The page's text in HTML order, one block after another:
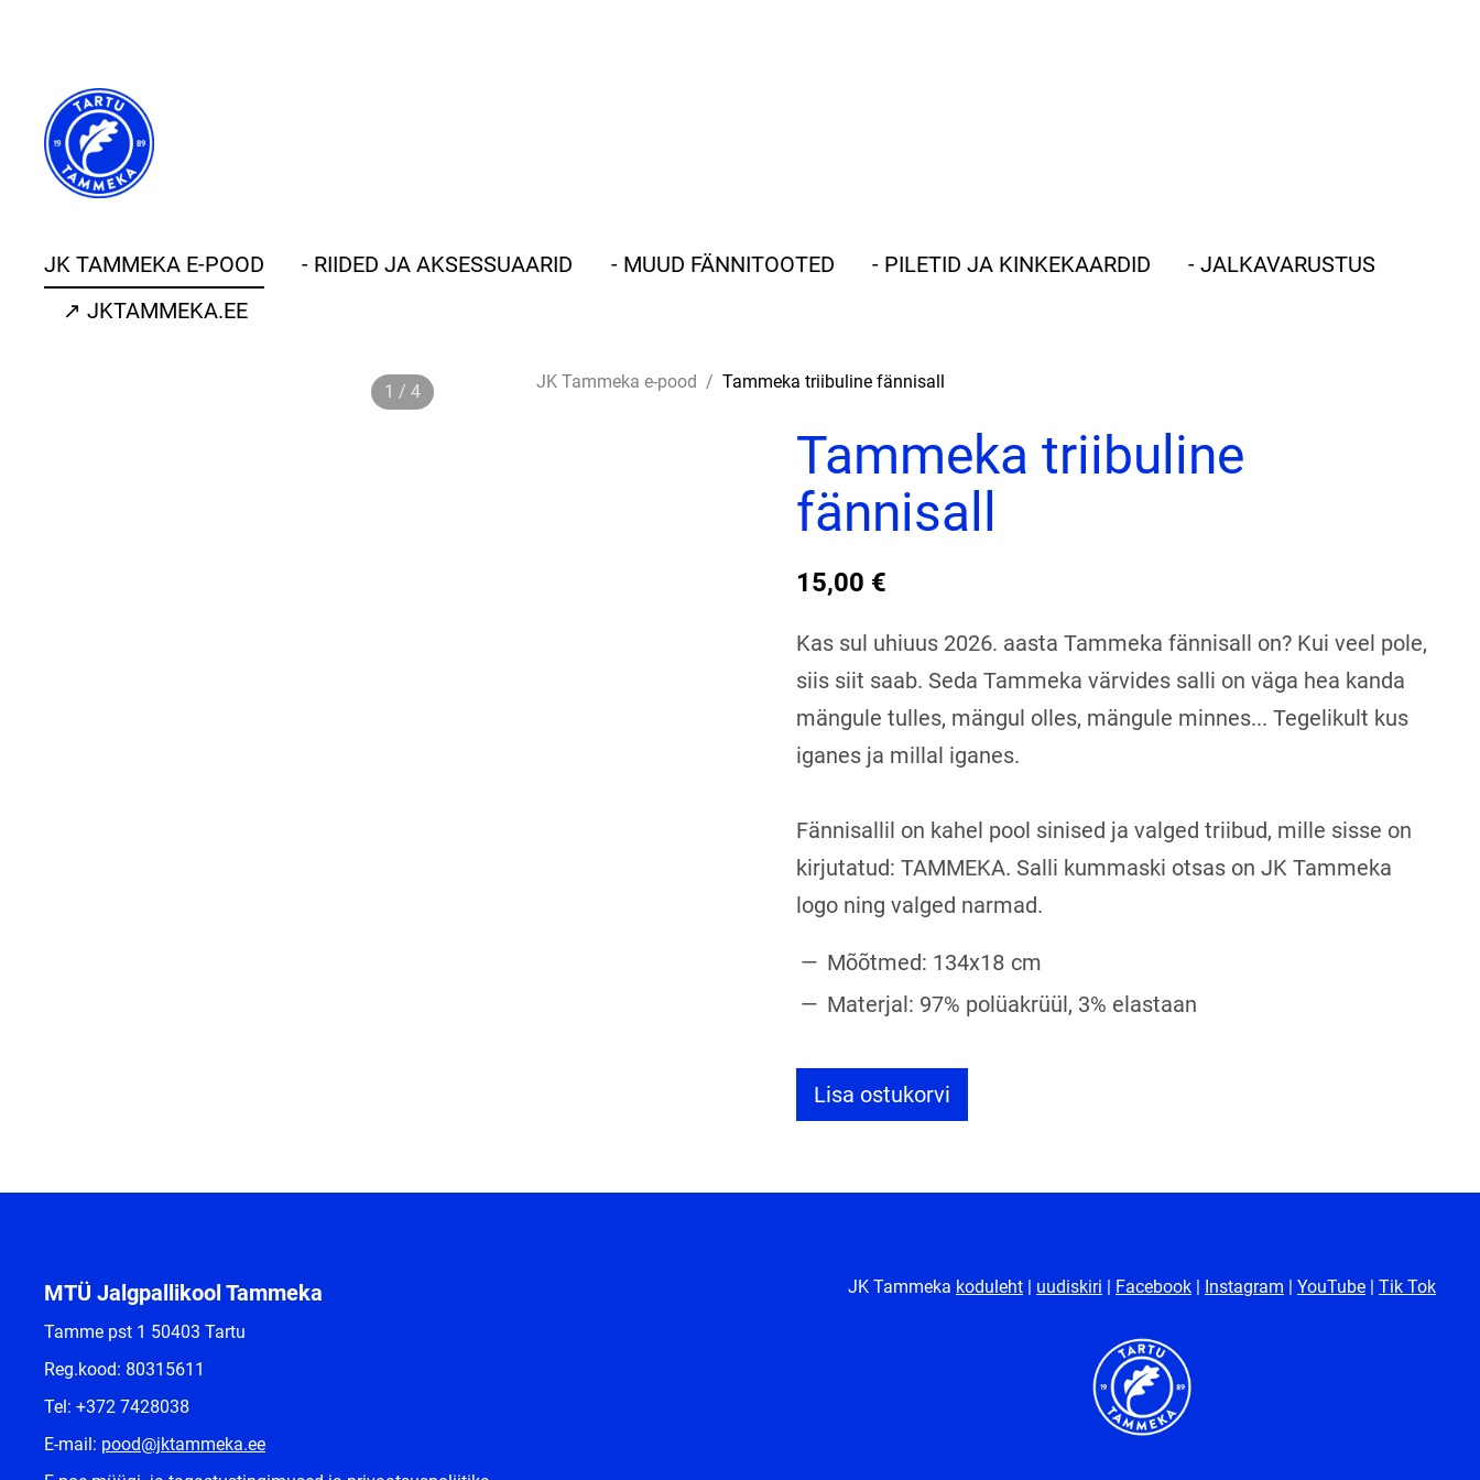
JK TAMMEKA E-POOD - RIIDED JA AKSESSUAARID - MUUD FÄNNITOOTED - PILETID JA KINKEKAARDID
- JALKAVARUSTUS
↗ JKTAMMEKA.EE
JK Tammeka e-pood / Tammeka triibuline fännisall
1 / 4
Tammeka triibuline
fännisall
15,00 €
Kas sul uhiuus 2026. aasta Tammeka fännisall on? Kui veel pole,
siis siit saab. Seda Tammeka värvides salli on väga hea kanda
mängule tulles, mängul olles, mängule minnes... Tegelikult kus
iganes ja millal iganes.
Fännisallil on kahel pool sinised ja valged triibud, mille sisse on
kirjutatud: TAMMEKA. Salli kummaski otsas on JK Tammeka
logo ning valged narmad.
Mõõtmed: 134x18 cm
Materjal: 97% polüakrüül, 3% elastaan
Lisa ostukorvi
MTÜ Jalgpallikool Tammeka
Tamme pst 1 50403 Tartu
Reg.kood: 80315611
Tel: +372 7428038
E-mail: pood@jktammeka.ee
JK Tammeka koduleht | uudiskiri | Facebook | Instagram | YouTube | Tik Tok